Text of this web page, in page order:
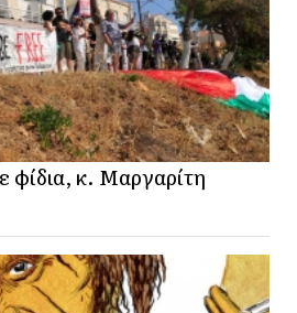
φίδια, κ. Μαργαρίτη